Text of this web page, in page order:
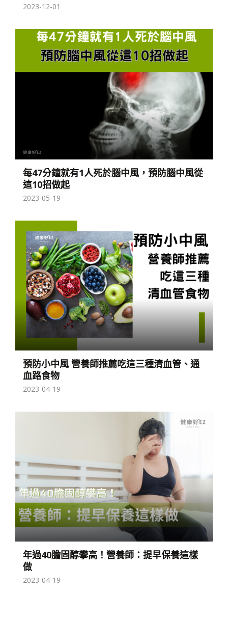
2023-12-01
每47分鐘就有1人死於腦中風，預防腦中風從
這10招做起
2023-05-19
預防小中風 營養師推薦吃這三種清血管、通
血路食物
2023-04-19
年過40膽固醇攀高！營養師：提早保養這樣
做
2023-04-19